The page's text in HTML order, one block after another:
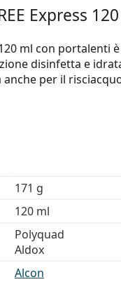
Express
120 ml con
disinfetta e
per il
171 g
120 ml
Polyquad
Aldox
Alcon